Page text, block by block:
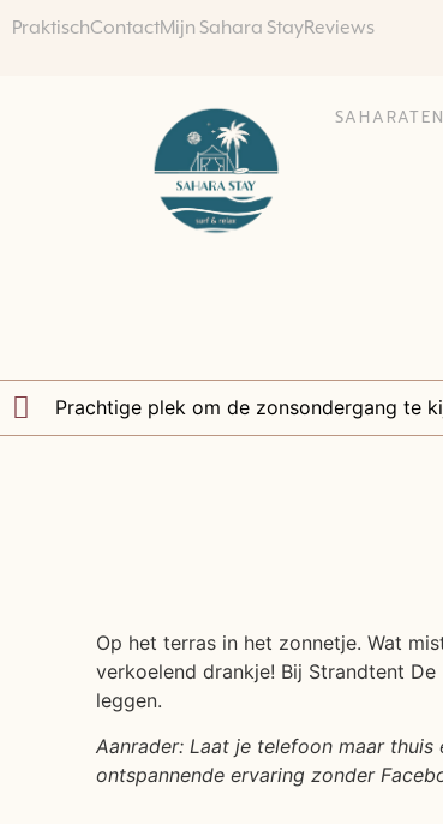
PraktischContactMijn Sahara StayReviews
Prachtige plek om de zonsondergang te
Op het terras in het zonnetje. Wat
verkoelend drankje! Bij Strandtent
leggen.
Aanrader: Laat je telefoon maar
ontspannende ervaring zonder